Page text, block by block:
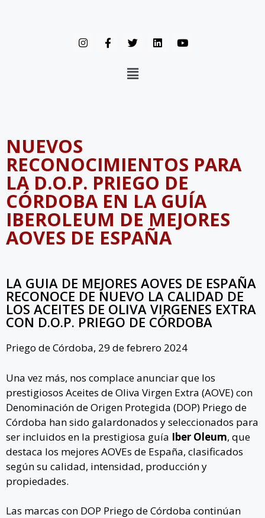
NUEVOS
RECONOCIMIENTOS PARA
LA D.O.P. PRIEGO DE
CÓRDOBA EN LA GUÍA
IBEROLEUM DE MEJORES
AOVES DE ESPAÑA
LA GUIA DE MEJORES AOVES DE ESPAÑA
RECONOCE DE NUEVO LA CALIDAD DE
LOS ACEITES DE OLIVA VIRGENES EXTRA
CON D.O.P. PRIEGO DE CÓRDOBA
Priego de Córdoba, 29 de febrero 2024
Una vez más, nos complace anunciar que los
prestigiosos Aceites de Oliva Virgen Extra (AOVE) con
Denominación de Origen Protegida (DOP) Priego de
Córdoba han sido galardonados y seleccionados para
ser incluidos en la prestigiosa guía Iber Oleum, que
destaca los mejores AOVEs de España, clasificados
según su calidad, intensidad, producción y
propiedades.
Las marcas con DOP Priego de Córdoba continúan